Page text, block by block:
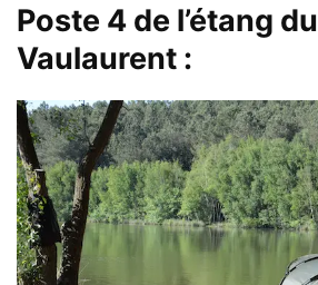
Poste 4 de l’étang du
Vaulaurent :